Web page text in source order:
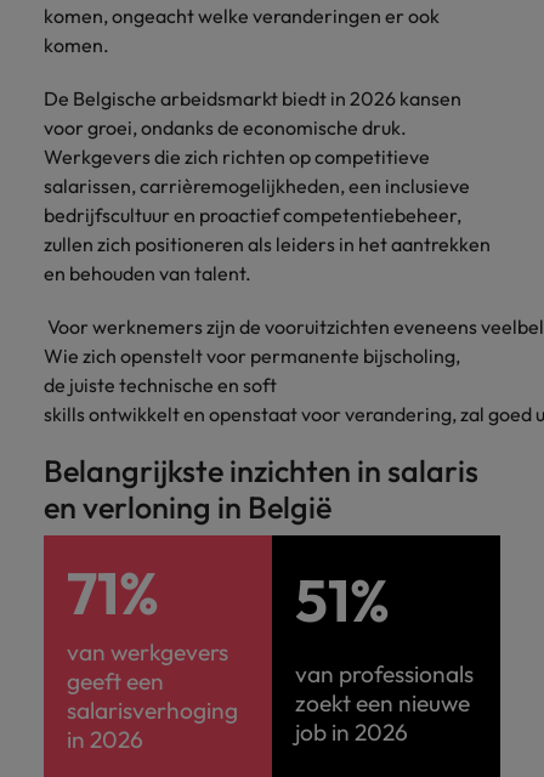
komen, ongeacht welke veranderingen er ook
komen.
De Belgische arbeidsmarkt biedt in 2026 kansen
voor groei, ondanks de economische druk.
Werkgevers die zich richten op competitieve
salarissen, carrièremogelijkheden, een inclusieve
bedrijfscultuur en proactief competentiebeheer,
zullen zich positioneren als leiders in het aantrekken
en behouden van talent.
Voor werknemers zijn de vooruitzichten eveneens
Wie zich openstelt voor permanente bijscholing,
de juiste technische en soft
skills ontwikkelt en openstaat voor verandering, zal
Belangrijkste inzichten in salaris
en verloning in België
71%
van werkgevers
geeft een
salarisverhoging
in 2026
51%
van professionals
zoekt een nieuwe
job in 2026